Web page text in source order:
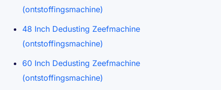
(ontstoffingsmachine)
48 Inch Dedusting Zeefmachine
(ontstoffingsmachine)
60 Inch Dedusting Zeefmachine
(ontstoffingsmachine)